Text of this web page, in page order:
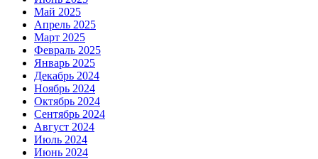
Май 2025
Апрель 2025
Март 2025
Февраль 2025
Январь 2025
Декабрь 2024
Ноябрь 2024
Октябрь 2024
Сентябрь 2024
Август 2024
Июль 2024
Июнь 2024